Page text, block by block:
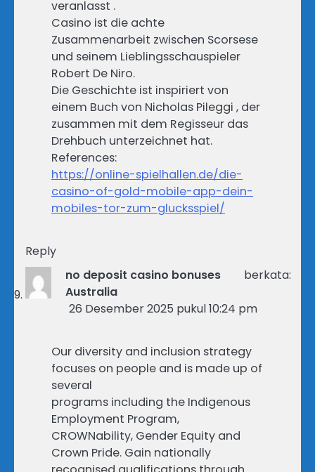
veranlasst .
Casino ist die achte
Zusammenarbeit zwischen Scorsese
und seinem Lieblingsschauspieler
Robert De Niro.
Die Geschichte ist inspiriert von
einem Buch von Nicholas Pileggi , der
zusammen mit dem Regisseur das
Drehbuch unterzeichnet hat.
References:
https://online-spielhallen.de/die-
casino-of-gold-mobile-app-dein-
mobiles-tor-zum-glucksspiel/
Reply
no deposit casino bonuses
Australia
berkata:
26 Desember 2025 pukul 10:24 pm
Our diversity and inclusion strategy
focuses on people and is made up of
several
programs including the Indigenous
Employment Program,
CROWNability, Gender Equity and
Crown Pride. Gain nationally